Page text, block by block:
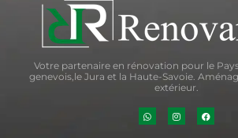
Votre partenaire en rénovation pour le Pays
genevois,le Jura et la Haute-Savoie.
extérieur.